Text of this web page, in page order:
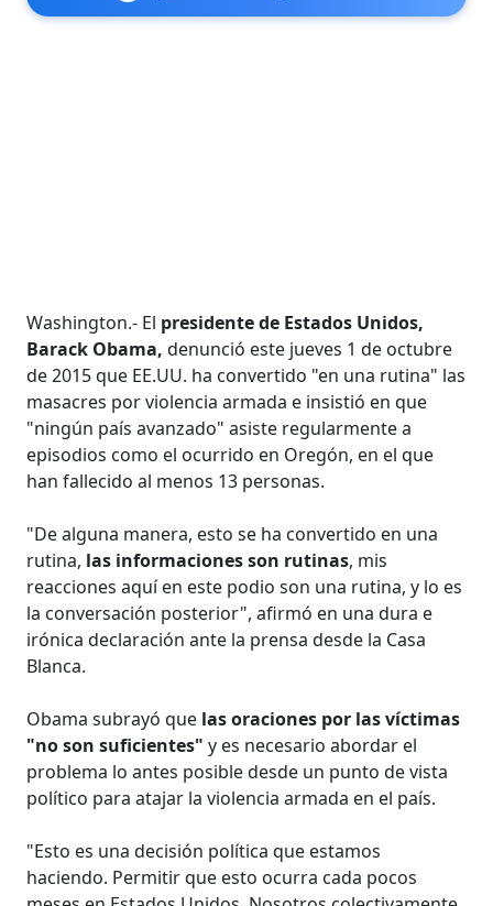
Washington.- El presidente de Estados Unidos,
Barack Obama, denunció este jueves 1 de octubre
de 2015 que EE.UU. ha convertido "en una rutina" las
masacres por violencia armada e insistió en que
"ningún país avanzado" asiste regularmente a
episodios como el ocurrido en Oregón, en el que
han fallecido al menos 13 personas.
"De alguna manera, esto se ha convertido en una
rutina, las informaciones son rutinas, mis
reacciones aquí en este podio son una rutina, y lo es
la conversación posterior", afirmó en una dura e
irónica declaración ante la prensa desde la Casa
Blanca.
Obama subrayó que las oraciones por las víctimas
"no son suficientes"y es necesario abordar el
problema lo antes posible desde un punto de vista
político para atajar la violencia armada en el país.
"Esto es una decisión política que estamos
haciendo. Permitir que esto ocurra cada pocos